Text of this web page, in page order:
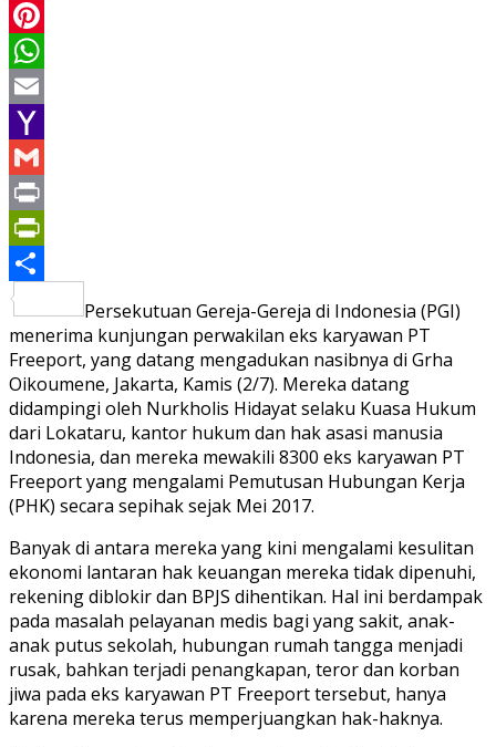
LinkedIn
Pinterest
WhatsApp
Email
Yahoo
Mail
Gmail
Print
PrintFriendly
Share
Persekutuan Gereja-Gereja di Indonesia (PGI)
menerima kunjungan perwakilan eks karyawan PT
Freeport, yang datang mengadukan nasibnya di Grha
Oikoumene, Jakarta, Kamis (2/7). Mereka datang
didampingi oleh Nurkholis Hidayat selaku Kuasa Hukum
dari Lokataru, kantor hukum dan hak asasi manusia
Indonesia, dan mereka mewakili 8300 eks karyawan PT
Freeport yang mengalami Pemutusan Hubungan Kerja
(PHK) secara sepihak sejak Mei 2017.
Banyak di antara mereka yang kini mengalami kesulitan
ekonomi lantaran hak keuangan mereka tidak dipenuhi,
rekening diblokir dan BPJS dihentikan. Hal ini berdampak
pada masalah pelayanan medis bagi yang sakit, anak-
anak putus sekolah, hubungan rumah tangga menjadi
rusak, bahkan terjadi penangkapan, teror dan korban
jiwa pada eks karyawan PT Freeport tersebut, hanya
karena mereka terus memperjuangkan hak-haknya.